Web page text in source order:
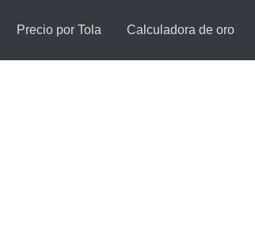
Precio por Tola Calculadora de oro